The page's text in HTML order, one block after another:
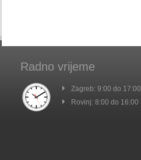
Radno vrijeme
Zagreb: 9:00 do 17:00
Rovinj: 8:00 do 16:00